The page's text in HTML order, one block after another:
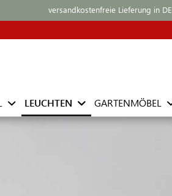
versandkostenfreie Lieferung in DE
LEUCHTEN GARTENMÖBEL